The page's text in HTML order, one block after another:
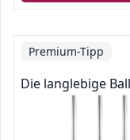
Premium-Tipp
Die langlebige